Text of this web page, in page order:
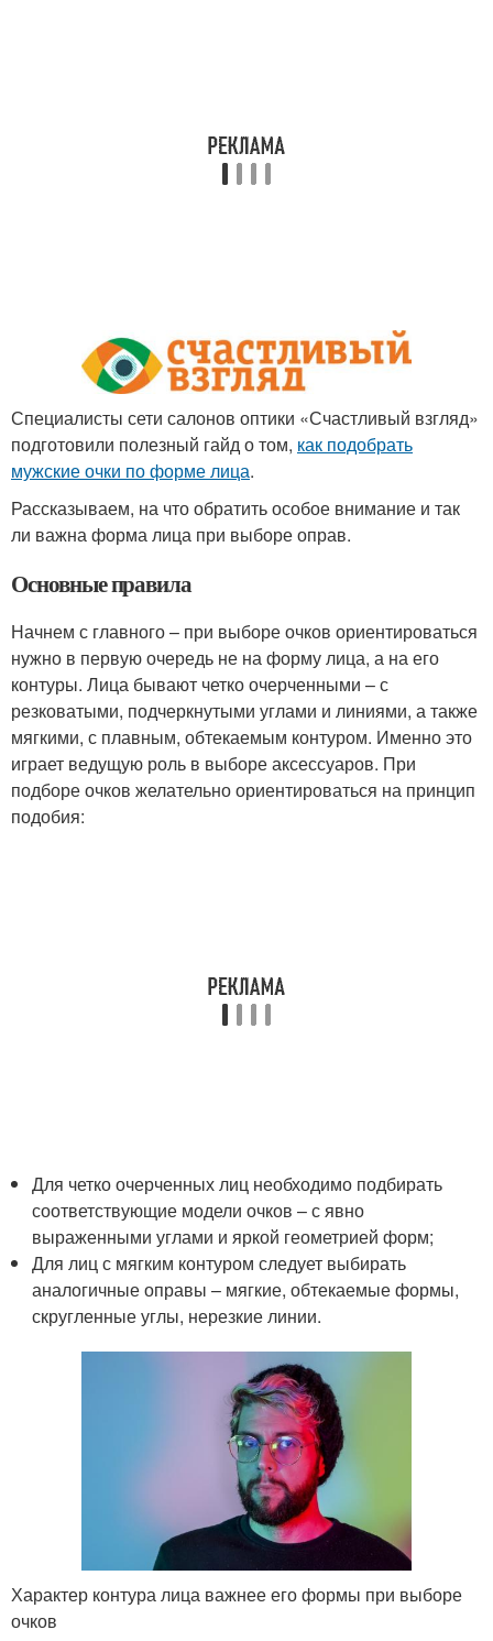
Специалисты сети салонов оптики «Счастливый взгляд»
подготовили полезный гайд о том, как подобрать
мужские очки по форме лица.
Рассказываем, на что обратить особое внимание и так
ли важна форма лица при выборе оправ.
Основные правила
Начнем с главного – при выборе очков ориентироваться
нужно в первую очередь не на форму лица, а на его
контуры. Лица бывают четко очерченными – с
резковатыми, подчеркнутыми углами и линиями, а также
мягкими, с плавным, обтекаемым контуром. Именно это
играет ведущую роль в выборе аксессуаров. При
подборе очков желательно ориентироваться на принцип
подобия:
Для четко очерченных лиц необходимо подбирать
соответствующие модели очков – с явно
выраженными углами и яркой геометрией форм;
Для лиц с мягким контуром следует выбирать
аналогичные оправы – мягкие, обтекаемые формы,
скругленные углы, нерезкие линии.
Характер контура лица важнее его формы при выборе
очков